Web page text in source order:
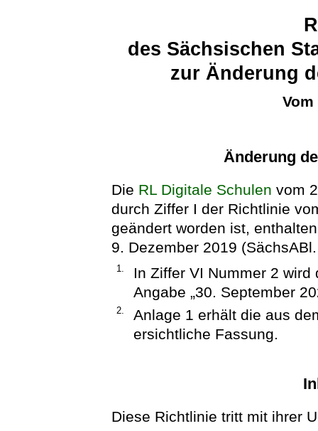
des Sächsischen
zur Änderung
Änderung
Die RL Digitale Schulen vom
durch Ziffer I der Richtlinie
geändert worden ist,
9. Dezember 2019
1.
In Ziffer VI Nummer 2 wird
Angabe „30. September
2.
Anlage 1 erhält die aus
ersichtliche Fassung.
Diese Richtlinie tritt mit ihrer